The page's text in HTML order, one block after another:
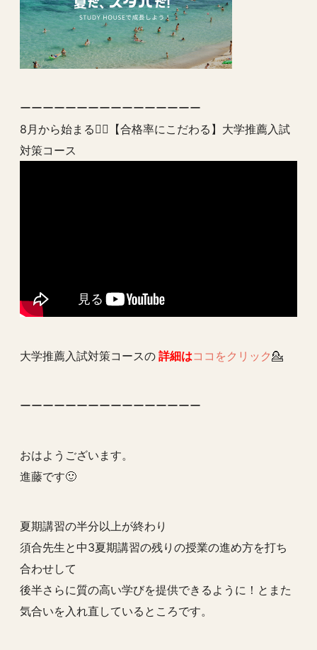
ーーーーーーーーーーーーーーーー
8月から始まる💁‍♂️【合格率にこだわる】大学推薦入試
対策コース
大学推薦入試対策コースの 詳細はココをクリック💁
ーーーーーーーーーーーーーーーー
おはようございます。
進藤です🙂
夏期講習の半分以上が終わり
須合先生と中3夏期講習の残りの授業の進め方を打ち
合わせして
後半さらに質の高い学びを提供できるように！とまた
気合いを入れ直しているところです。